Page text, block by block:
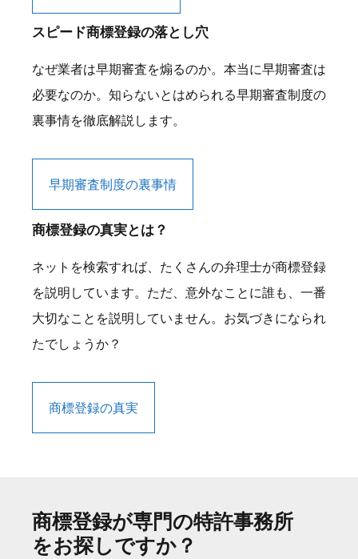
スピード商標登録の落とし穴
なぜ業者は早期審査を煽るのか。本当に早期審査は
必要なのか。知らないとはめられる早期審査制度の
裏事情を徹底解説します。
早期審査制度の裏事情
商標登録の真実とは？
ネットを検索すれば、たくさんの弁理士が商標登録
を説明しています。ただ、意外なことに誰も、一番
大切なことを説明していません。お気づきになられ
たでしょうか？
商標登録の真実
商標登録が専門の特許事務所
をお探しですか？